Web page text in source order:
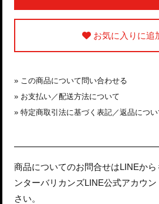
お気に入りに追
» この商品について問い合わせる
» お支払い／配送方法について
» 特定商取引法に基づく表記／返品につい
商品についてのお問合せはLINEか
ンターバリカンズLINE公式アカウ
さい。